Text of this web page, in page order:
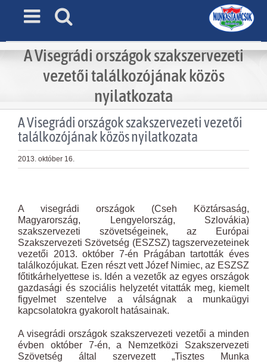
A Visegrádi országok szakszervezeti
vezetői találkozójának közös
nyilatkozata
A Visegrádi országok szakszervezeti vezetői
találkozójának közös nyilatkozata
2013. október 16.
Image
A visegrádi országok (Cseh Köztársaság,
Magyarország, Lengyelország, Szlovákia)
szakszervezeti szövetségeinek, az Európai
Szakszervezeti Szövetség (ESZSZ) tagszervezeteinek
vezetői 2013. október 7-én Prágában tartották éves
találkozójukat. Ezen részt vett Józef Nimiec, az ESZSZ
főtitkárhelyettese is. Idén a vezetők az egyes országok
gazdasági és szociális helyzetét vitatták meg, kiemelt
figyelmet szentelve a válságnak a munkaügyi
kapcsolatokra gyakorolt hatásainak.
A visegrádi országok szakszervezeti vezetői a minden
évben október 7-én, a Nemzetközi Szakszervezeti
Szövetség által szervezett „Tisztes Munka